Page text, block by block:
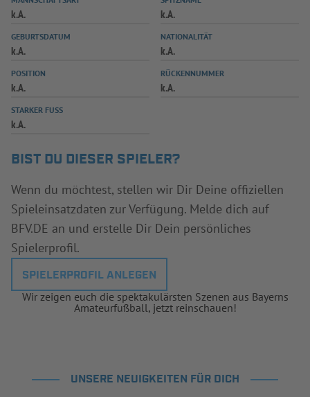
SPIELPLUS
k.A. k.A.
GEBURTSDATUM
k.A.
NATIONALITÄT
k.A.
POSITION
k.A.
RÜCKENNUMMER
k.A.
STARKER FUSS
k.A.
BIST DU DIESER SPIELER?
Wenn du möchtest, stellen wir Dir Deine offiziellen
Spieleinsatzdaten zur Verfügung. Melde dich auf
BFV.DE an und erstelle Dir Dein persönliches
Spielerprofil.
SPIELERPROFIL ANLEGEN
Wir zeigen euch die spektakulärsten Szenen aus Bayerns
Amateurfußball, jetzt reinschauen!
UNSERE NEUIGKEITEN FÜR DICH